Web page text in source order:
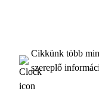
Cikkünk több
szereplő